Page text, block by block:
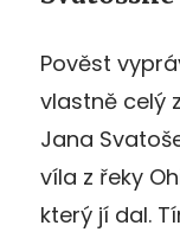
Pověst
vlastně celý
Jana
víla z řeky
který jí dal.